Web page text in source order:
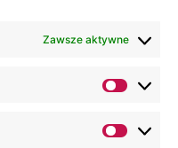
Zawsze aktywne